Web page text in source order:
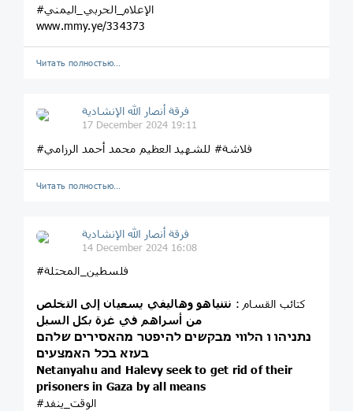
#الإعلام_الحربي_اليمني
www.mmy.ye/334373
Читать полностью…
فرقة أنصار الله الإنشادية
17 December 2024 19:11
#فلاشة# للشهيد العظيم محمد أحمد الرزامي
Читать полностью…
فرقة أنصار الله الإنشادية
14 December 2024 16:08
#فلسطين_المحتلة
كتائب القسام : نتنياهو وهاليفي يسعيان إلى التخلص
من أسراهم في غزة بكل السبل
נתניהו ו הלווי מבקשים להיפטר מהאסירים שלהם
בעזא בכל האמצעים
Netanyahu and Halevy seek to get rid of their
prisoners in Gaza by all means
#الوقت_ينفد